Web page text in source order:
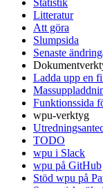
Statistik
Litteratur
Att göra
Slumpsida
Senaste
Ladda upp en
Funktionssida
wpu-verktyg
TODO
wpu i Slack
wpu på GitHub
Stöd wpu på